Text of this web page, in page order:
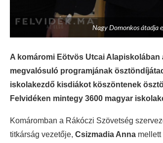
Nagy Domonkos átadja
A komáromi Eötvös Utcai
megvalósuló programjának
iskolakezdő kisdiákot köszöntenek
Felvidéken mintegy 3600 magyar
Komáromban a Rákóczi Szövetség
titkárság vezetője, Csizmadia Anna